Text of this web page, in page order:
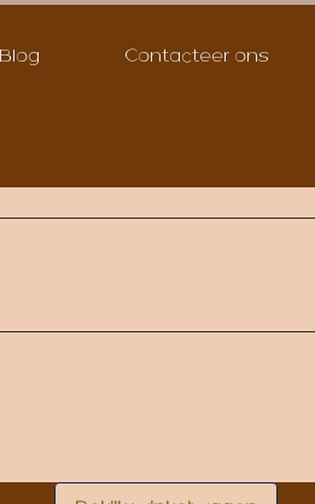
Blog Contacteer ons